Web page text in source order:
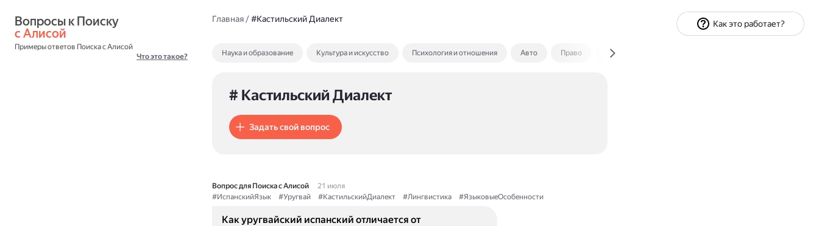
с Алисой
Примеры ответов Поиска с Алисой
Что это такое?
Главная/#Кастильский Диалект
Наука и образование Культура и искусство Психология и отношения Авто Право Экономика и финансы
# Кастильский Диалект
Задать свой вопрос
Вопрос для Поиска с Алисой
21 июля
#ИспанскийЯзык
#Уругвай #КастильскийДиалект #Лингвистика #ЯзыковыеОсобенности
Как уругвайский испанский отличается от
Как это работает?